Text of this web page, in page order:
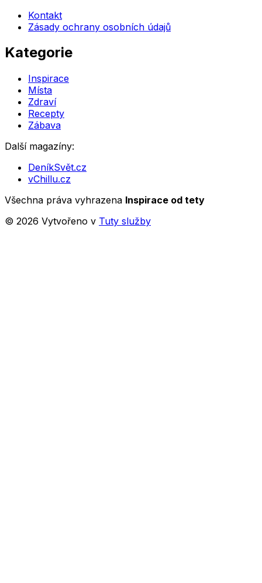
Kontakt
Zásady ochrany osobních údajů
Kategorie
Inspirace
Místa
Zdraví
Recepty
Zábava
Další magazíny:
DeníkSvět.cz
vChillu.cz
Všechna práva vyhrazena Inspirace od tety
© 2026 Vytvořeno v Tuty služby